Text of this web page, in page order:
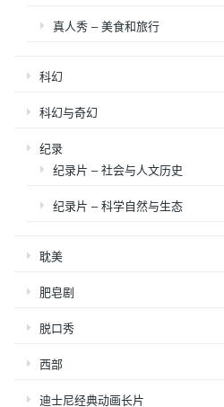
真人秀 – 美食和旅行
科幻
科幻与奇幻
纪录
纪录片 – 社会与人文历史
纪录片 – 科学自然与生态
耽美
肥皂剧
脱口秀
西部
迪士尼经典动画长片